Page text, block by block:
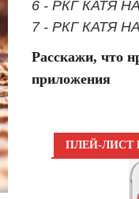
6 - РКГ КАТЯ
7 - РКГ КАТЯ
Расскажи, что
приложения
ПЛЕЙ-ЛИСТ